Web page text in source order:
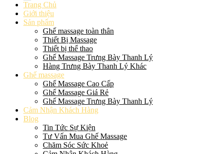
Trang Chủ
Giới thiệu
Sản phẩm
Ghế massage toàn thân
Thiết Bị Massage
Thiết bị thể thao
Ghế Massage Trưng Bày Thanh Lý
Hàng Trưng Bày Thanh Lý Khác
Ghế massage
Ghế Massage Cao Cấp
Ghế Massage Giá Rẻ
Ghế Massage Trưng Bày Thanh Lý
Cảm Nhận Khách Hàng
Blog
Tin Tức Sự Kiện
Tư Vấn Mua Ghế Massage
Chăm Sóc Sức Khoẻ